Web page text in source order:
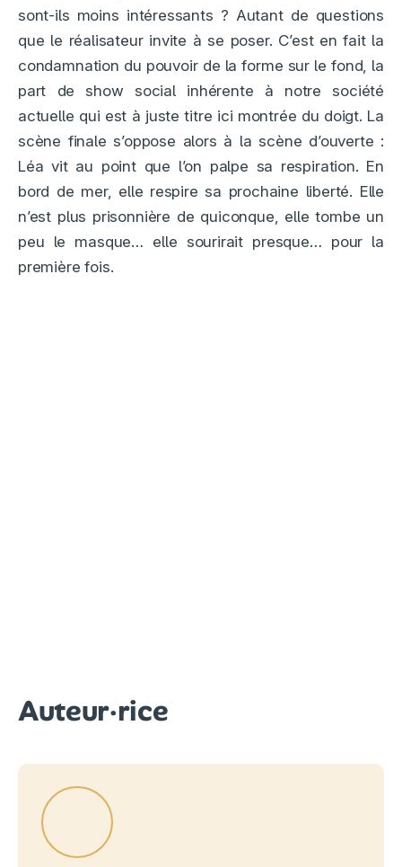
sont-ils moins intéressants ? Autant de questions
que le réalisateur invite à se poser. C’est en fait la
condamnation du pouvoir de la forme sur le fond, la
part de show social inhérente à notre société
actuelle qui est à juste titre ici montrée du doigt. La
scène finale s’oppose alors à la scène d’ouverte :
Léa vit au point que l’on palpe sa respiration. En
bord de mer, elle respire sa prochaine liberté. Elle
n’est plus prisonnière de quiconque, elle tombe un
peu le masque… elle sourirait presque… pour la
première fois.
Auteur·rice